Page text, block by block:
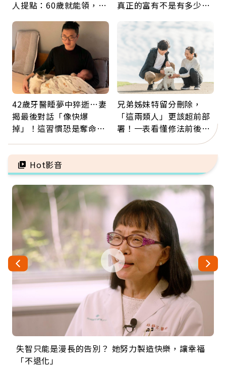
人提點：60歲就能領，重
真正的富有不是有多少
自由
42歲牙醫睡夢中猝逝…妻
揭最後對話「像快爆
掉」！這習慣恐是奪命原
命交換
兄弟姊妹特留分刪除，
「這兩類人」更該超前部
署！一表看懂修法前後差
異：沒留遺囑手足反而分
更多
Hot影音
失智只能是漫長的告別？ 她努力製造快樂，讓幸福
「不退化」
來自剛果的巧克力神父 為台灣奉獻36年 「台灣是我
的家，我連作夢都講台語！」
63歲卸矽谷副總、搬回台灣找快樂！「蛋黃哥小
丑」走進安養院，逗樂上萬爺奶：退休後才開始真
104歲打破金氏世界紀錄 成為全球最年長羽球選
手，分享長壽的秘密原來是「這個」
事業巔峰他選擇追夢…黑手阿伯拉小提琴還登上小
巨蛋！連CNN都大讚！